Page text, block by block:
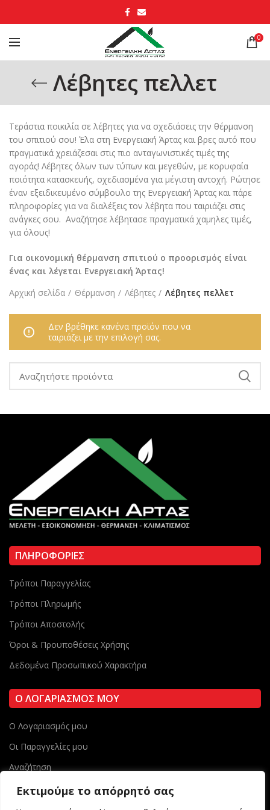
Εκτιμούμε το απόρρητό σας
0
Λέβητες πελλετ
Τεράστια ποικιλία σε λέβητες για να σχεδιάσεις την θέρμανση
του σπιτιού σου! Έλα στη Ενεργειακή Άρτας και βρες αυτό που
πραγματικά χρειάζεσαι στις πιο ανταγωνιστικές τιμές της
αγοράς! Λέβητες όλων των τύπων και μεγεθών, με κορυφαία
ποιότητα κατασκευής, σχεδιασμένα για μέγιστη αντοχή. Ρώτησε
έναν εξειδικευμένο σύμβουλο της Ενεργειακή Άρτας και πάρε
πληροφορίες για να διαλέξεις τον λέβητα που ταιριάζει στις
ανάγκες σου. Αναζήτησε λέβητασε πραγματικά χαμηλες τιμές,
για όλους!
Για οικονομική θέρμανση σπιτιού ο προορισμός είναι
ένας και λέγεται Ενεργειακή Άρτας!
Αρχική σελίδα
Θέρμανση Λέβητες Λέβητες πελλετ
Δεν βρέθηκε κανένα προϊόν που να
ταιριάζει με την επιλογή σας.
ΠΛΗΡΟΦΟΡΙΕΣ
Τρόποι Παραγγελίας
Τρόποι Πληρωμής
Τρόποι Αποστολής
Όροι & Προυποθέσεις Χρήσης
Δεδομένα Προσωπικού Χαρακτήρα
Ο ΛΟΓΑΡΙΑΣΜΟΣ ΜΟΥ
Ο Λογαριασμός μου
Οι Παραγγελίες μου
Αναζήτηση
Sitemap